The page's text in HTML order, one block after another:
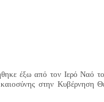
έξω από τον Ιερό Ναό
στην Κυβέρνηση